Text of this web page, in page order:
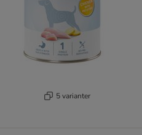
5 varianter